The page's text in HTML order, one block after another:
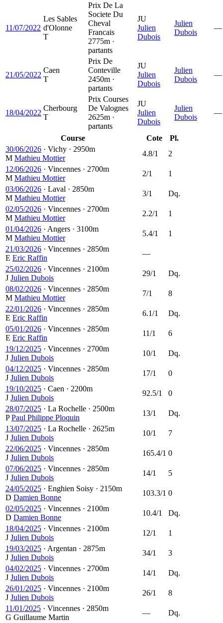
11/07/2022
Les Sables
d'Olonne
T
Prix De La
Societe Du
Cheval
Francais
2775m ·
partants
JU
Julien
Dubois
Julien
Dubois
—
21/05/2022
Caen
T
Prix De
Conteville
2450m ·
partants
JU
Julien
Dubois
Julien
Dubois
—
18/04/2022
Cherbourg
T
Prix Courses
De Valognes
2625m ·
partants
JU
Julien
Dubois
Julien
Dubois
—
Course Cote
Pl.
30/06/2026 · Vichy · 2950m
M Mathieu Mottier
4.8/1
2
12/06/2026 · Vincennes · 2700m
M Mathieu Mottier
2/1
1
03/06/2026 · Laval · 2850m
M Mathieu Mottier
3/1
Dq.
02/05/2026 · Vincennes · 2700m
M Mathieu Mottier
2.2/1
1
01/04/2026 · Angers · 3100m
M Mathieu Mottier
5.4/1
1
21/03/2026 · Vincennes · 2850m
E Eric Raffin
—
25/02/2026 · Vincennes · 2100m
J Julien Dubois
29/1
Dq.
08/02/2026 · Vincennes · 2850m
M Mathieu Mottier
7/1
8
22/01/2026 · Vincennes · 2850m
E Eric Raffin
6.1/1
Dq.
05/01/2026 · Vincennes · 2850m
E Eric Raffin
11/1
6
19/12/2025 · Vincennes · 2700m
J Julien Dubois
10/1
Dq.
04/12/2025 · Vincennes · 2850m
J Julien Dubois
17/1
0
19/10/2025 · Caen · 2200m
J Julien Dubois
92.5/1
0
28/07/2025 · La Rochelle · 2500m
PPaul Philippe Ploquin
13/1
Dq.
13/07/2025 · La Rochelle · 2625m
J Julien Dubois
10/1
7
22/06/2025 · Vincennes · 2850m
J Julien Dubois
165.4/1 0
07/06/2025 · Vincennes · 2850m
J Julien Dubois
14/1
5
24/05/2025 · Enghien Soisy · 2150m
D Damien Bonne
103.3/1 0
02/05/2025 · Vincennes · 2100m
D Damien Bonne
10.4/1
Dq.
18/04/2025 · Vincennes · 2100m
J Julien Dubois
12/1
1
19/03/2025 · Argentan · 2875m
J Julien Dubois
34/1
3
04/02/2025 · Vincennes · 2700m
J Julien Dubois
14/1
Dq.
26/01/2025 · Vincennes · 2100m
J Julien Dubois
26/1
8
11/01/2025 · Vincennes · 2850m
G Guillaume Martin
—
Dq.